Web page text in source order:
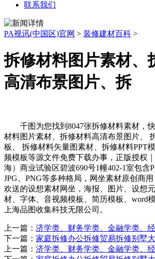
联系我们
PA视讯(中国区)官网 > 装修建材百科 >
拆修材料图片素材、
高清布景图片、拆
千图为您找到8047张拆修材料素材，快
材料图片素材、拆修材料高清布景图片、
板、 拆修材料矢量图素材、拆修材料PPT
频模板等源文件免费下载办事，正版授权
海）商业试验区碧波690号1幢402-1室包含
JPG、PNG等多种格局，网坐素材原创商
欢送的设想素材网坐，海报、图片、设想
材、字体、音视频模板、简历模板、word
上海品图收集科技无限公司。
上一篇： 济学类、财务学类、金融学类、经
下一篇： 家庭拆修办公拆修贸易拆修别墅
上一篇： 济学类、财务学类、金融学类、经